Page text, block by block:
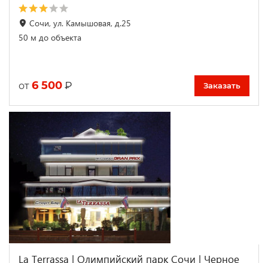
Сочи, ул. Камышовая, д.25
50 м до объекта
от 6 500 ₽ Заказать
La Terrassa | Олимпийский парк Сочи | Черное